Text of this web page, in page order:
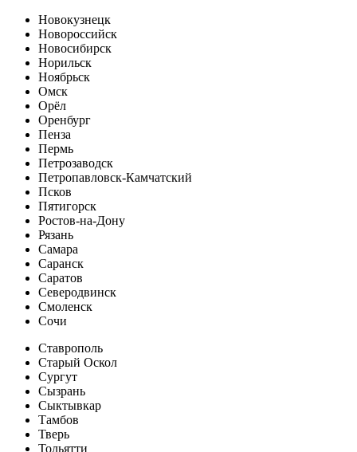
Новокузнецк
Новороссийск
Новосибирск
Норильск
Ноябрьск
Омск
Орёл
Оренбург
Пенза
Пермь
Петрозаводск
Петропавловск-Камчатский
Псков
Пятигорск
Ростов-на-Дону
Рязань
Самара
Саранск
Саратов
Северодвинск
Смоленск
Сочи
Ставрополь
Старый Оскол
Сургут
Сызрань
Сыктывкар
Тамбов
Тверь
Тольятти